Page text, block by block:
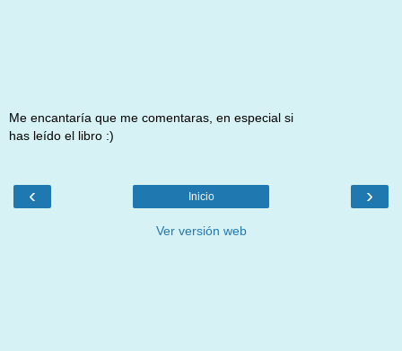
Me encantaría que me comentaras, en especial si
has leído el libro :)
‹ ›
Inicio
Ver versión web